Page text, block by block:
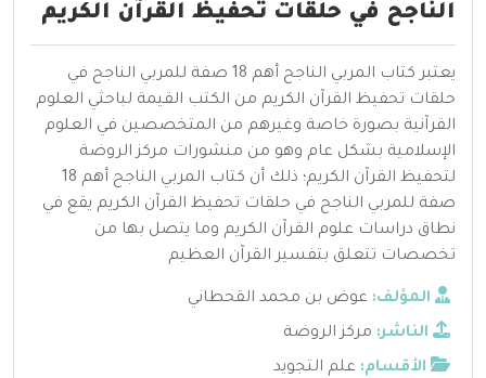
الناجح في حلقات تحفيظ القرآن الكريم
يعتبر كتاب المربي الناجح أهم 18 صفة للمربي الناجح في
حلقات تحفيظ القرآن الكريم من الكتب القيمة لباحثي العلوم
القرآنية بصورة خاصة وغيرهم من المتخصصين في العلوم
الإسلامية بشكل عام وهو من منشورات مركز الروضة
لتحفيظ القرآن الكريم؛ ذلك أن كتاب المربي الناجح أهم 18
صفة للمربي الناجح في حلقات تحفيظ القرآن الكريم يقع في
نطاق دراسات علوم القرآن الكريم وما يتصل بها من
تخصصات تتعلق بتفسير القرآن العظيم
المؤلف: عوض بن محمد القحطاني
الناشر: مركز الروضة
الأقسام: علم التجويد